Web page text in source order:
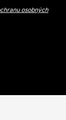
osobných